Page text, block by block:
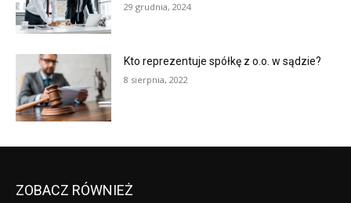
29 grudnia, 2024
Kto reprezentuje spółkę z o.o. w sądzie?
8 sierpnia, 2022
ZOBACZ RÓWNIEŻ